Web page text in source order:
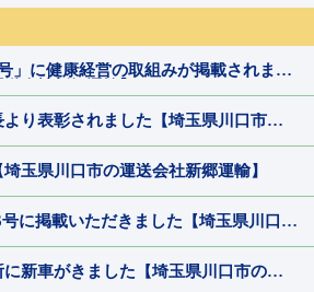
」に健康経営の取組みが掲載されまし
り表彰されました【埼玉県川口市の
玉県川口市の運送会社新郷運輸】
に掲載いただきました【埼玉県川口市
新車がきました【埼玉県川口市の運